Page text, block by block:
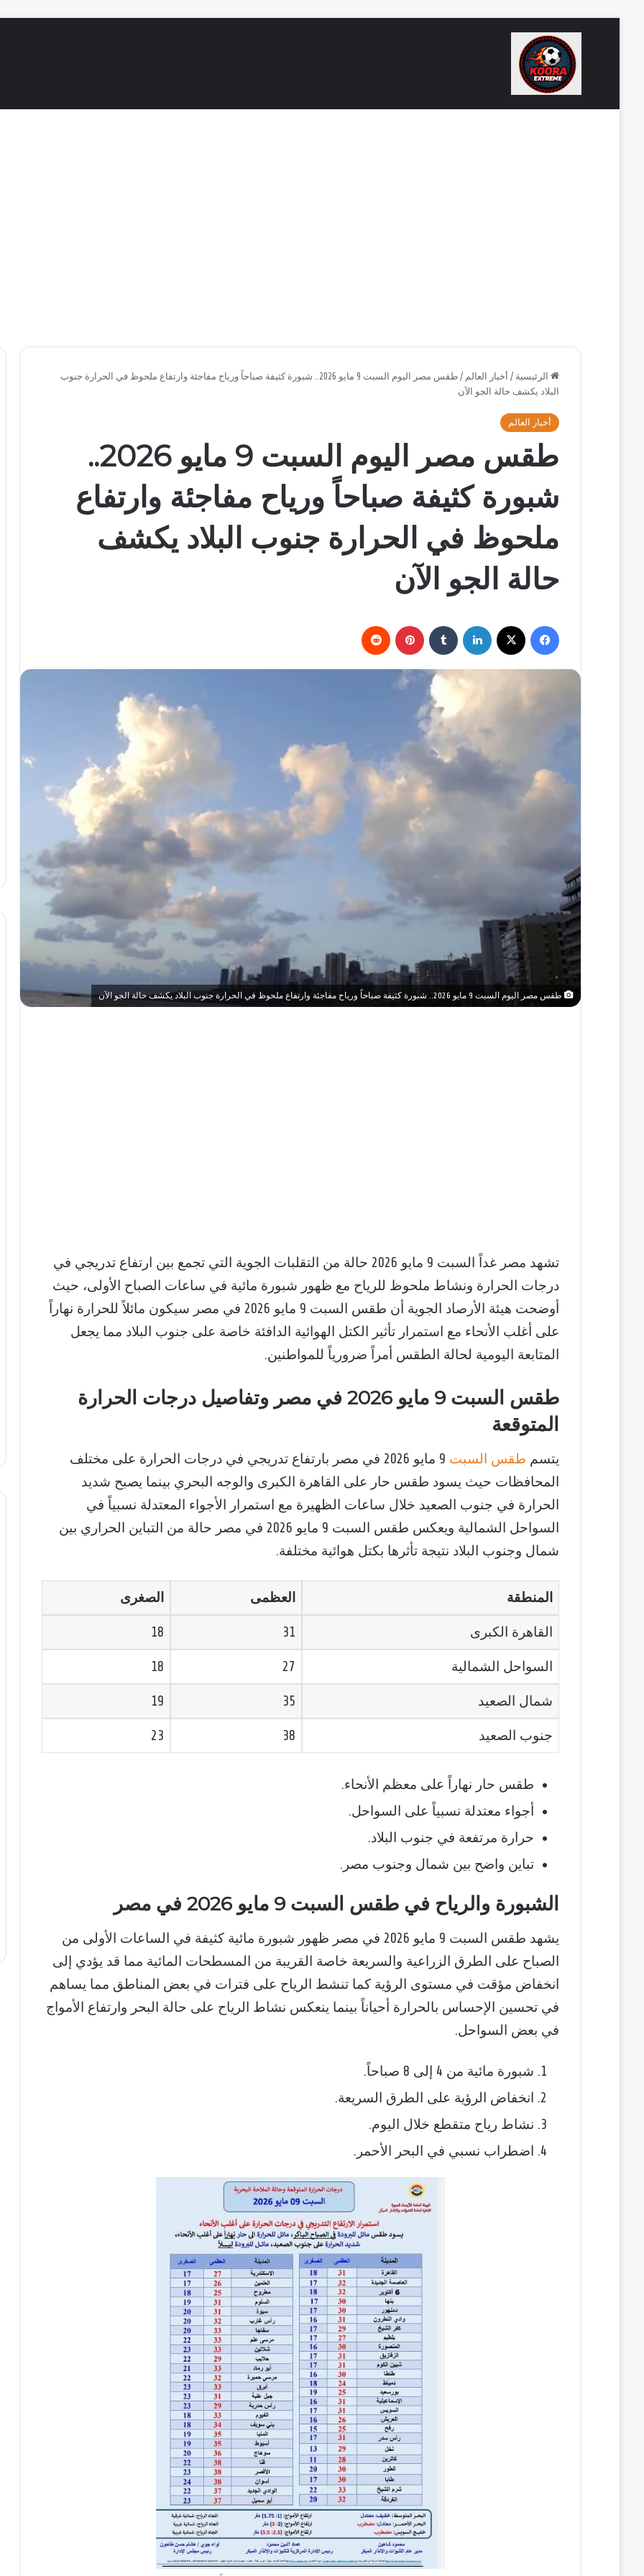
الرئيسية / أخبار العالم /
طقس مصر اليوم السبت 9 مايو 2026.. شبورة كثيفة صباحاً ورياح مفاجئة وارتفاع ملحوظ في الحرارة جنوب
البلاد يكشف حالة الجو الآن
أخبار العالم
طقس مصر اليوم السبت 9 مايو 2026..
شبورة كثيفة صباحاً ورياح مفاجئة وارتفاع
ملحوظ في الحرارة جنوب البلاد يكشف
حالة الجو الآن
فيسبوك لينكدإن بينتيريست
طقس مصر اليوم السبت 9 مايو 2026.. شبورة كثيفة صباحاً ورياح مفاجئة وارتفاع ملحوظ في الحرارة جنوب البلاد يكشف حالة الجو الآن
تشهد مصر غداً السبت 9 مايو 2026 حالة من التقلبات الجوية التي تجمع بين ارتفاع تدريجي في
درجات الحرارة ونشاط ملحوظ للرياح مع ظهور شبورة مائية في ساعات الصباح الأولى، حيث
أوضحت هيئة الأرصاد الجوية أن طقس السبت 9 مايو 2026 في مصر سيكون مائلاً للحرارة نهاراً
على أغلب الأنحاء مع استمرار تأثير الكتل الهوائية الدافئة خاصة على جنوب البلاد مما يجعل
المتابعة اليومية لحالة الطقس أمراً ضرورياً للمواطنين.
طقس السبت 9 مايو 2026 في مصر وتفاصيل درجات الحرارة
المتوقعة
يتسم طقس السبت
9 مايو 2026 في مصر بارتفاع تدريجي في درجات الحرارة على مختلف
المحافظات حيث يسود طقس حار على القاهرة الكبرى والوجه البحري بينما يصبح شديد
الحرارة في جنوب الصعيد خلال ساعات الظهيرة مع استمرار الأجواء المعتدلة نسبياً في
السواحل الشمالية ويعكس طقس السبت 9 مايو 2026 في مصر حالة من التباين الحراري بين
شمال وجنوب البلاد نتيجة تأثرها بكتل هوائية مختلفة.
المنطقة العظمى الصغرى
القاهرة الكبرى 31
18
السواحل الشمالية 27
18
شمال الصعيد 35
19
جنوب الصعيد 38
23
طقس حار نهاراً على معظم الأنحاء.
أجواء معتدلة نسبياً على السواحل.
حرارة مرتفعة في جنوب البلاد.
تباين واضح بين شمال وجنوب مصر.
الشبورة والرياح في طقس السبت 9 مايو 2026 في مصر
يشهد طقس السبت 9 مايو 2026 في مصر ظهور شبورة مائية كثيفة في الساعات الأولى من
الصباح على الطرق الزراعية والسريعة خاصة القريبة من المسطحات المائية مما قد يؤدي إلى
انخفاض مؤقت في مستوى الرؤية كما تنشط الرياح على فترات في بعض المناطق مما يساهم
في تحسين الإحساس بالحرارة أحياناً بينما ينعكس نشاط الرياح على حالة البحر وارتفاع الأمواج
في بعض السواحل.
شبورة مائية من 4 إلى 8 صباحاً.
انخفاض الرؤية على الطرق السريعة.
نشاط رياح متقطع خلال اليوم.
اضطراب نسبي في البحر الأحمر.